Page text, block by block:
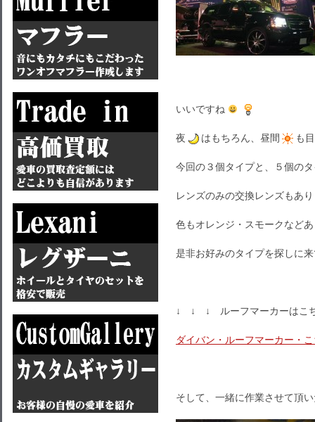
いいですね
夜 はもちろん、昼間 も
今回の３個タイプと、５個の
レンズのみの交換レンズもあ
色もオレンジ・スモークなど
是非お好みのタイプを探しに
↓ ↓ ↓ ルーフマーカーは
ダイバン・ルーフマーカー・
そして、一緒に作業させて頂